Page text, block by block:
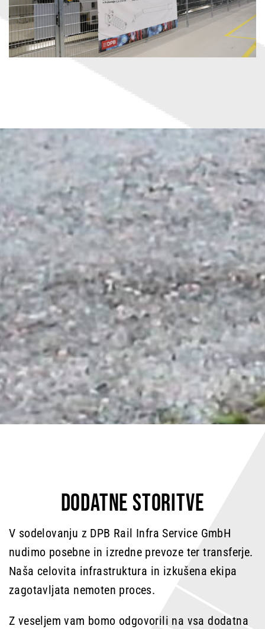
DODATNE STORITVE
V sodelovanju z DPB Rail Infra Service GmbH
nudimo posebne in izredne prevoze ter transferje.
Naša celovita infrastruktura in izkušena ekipa
zagotavljata nemoten proces.
Z veseljem vam bomo odgovorili na vsa dodatna